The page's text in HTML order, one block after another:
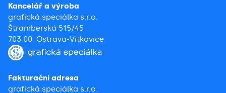
Kancelář a výroba
grafická speciálka s.r.o.
Štramberská 515/45
703 00 Ostrava-Vítkovice
Fakturační adresa
grafická speciálka s.r.o.